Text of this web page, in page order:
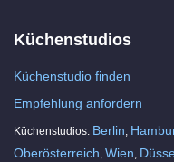
Küchenstudios
Küchenstudio finden
Empfehlung anfordern
Küchenstudios: Berlin
Oberösterreich Wien